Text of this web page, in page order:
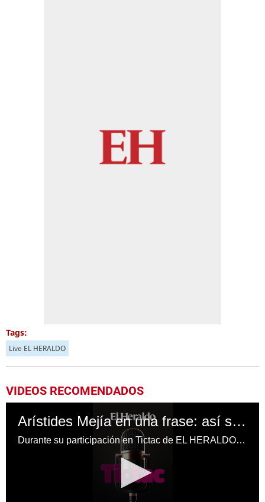
Tags:
Live EL HERALDO
VIDEOS RECOMENDADOS
Arístides Mejía en una frase: así se define en Tictac de EL HERALDO
Durante su participación en Tictac de EL HERALDO, Arístides Mejía se describió a sí mismo en una frase, revelando aspectos de su personalidad, su trayectoria y su visión de vida.